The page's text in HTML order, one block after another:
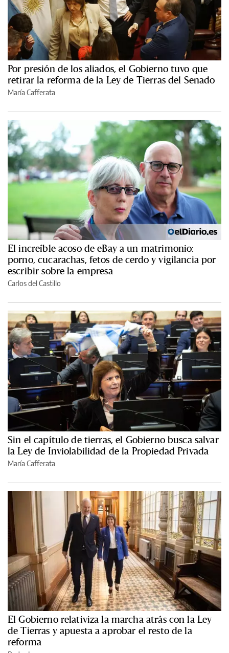
Por presión de los aliados, el Gobierno tuvo que
retirar la reforma de la Ley de Tierras del Senado
María Cafferata
El increíble acoso de eBay a un matrimonio:
porno, cucarachas, fetos de cerdo y vigilancia por
escribir sobre la empresa
Carlos del Castillo
Sin el capítulo de tierras, el Gobierno busca salvar
la Ley de Inviolabilidad de la Propiedad Privada
María Cafferata
El Gobierno relativiza la marcha atrás con la Ley
de Tierras y apuesta a aprobar el resto de la
reforma